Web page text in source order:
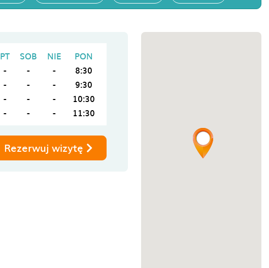
PT SOB NIE
PON
-
- -
8:30
-
- -
9:30
-
- -
10:30
-
- - 11:30
Rezerwuj wizytę